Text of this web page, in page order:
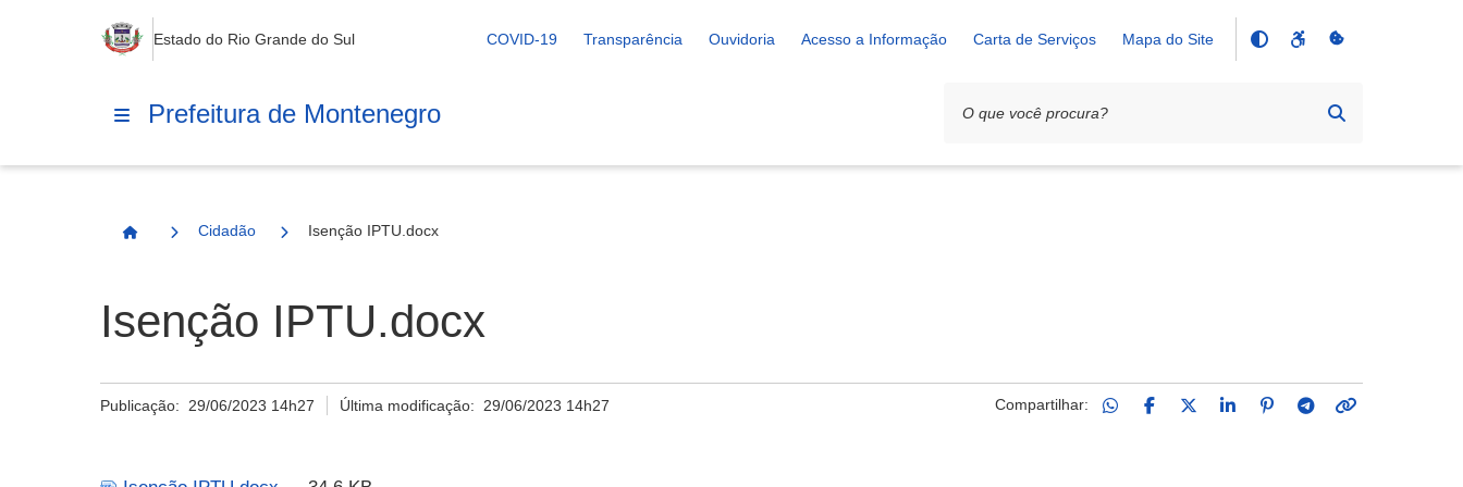
Estado do Rio Grande do Sul COVID-19 Transparência Ouvidoria Acesso a Informação Carta de Serviços Mapa do Site
Prefeitura de Montenegro
Página Inicial
Cidadão Isenção IPTU.docx
Isenção IPTU.docx
Publicação: 29/06/2023 14h27 Última modificação: 29/06/2023 14h27 Compartilhar: